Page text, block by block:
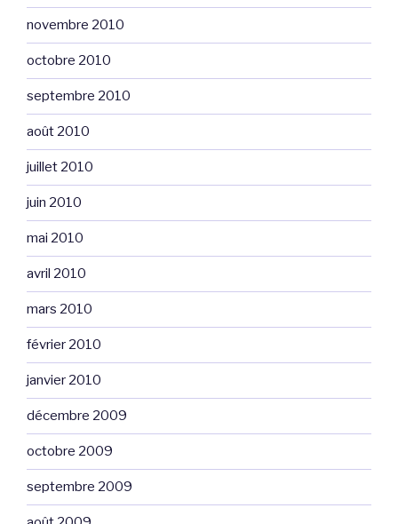
novembre 2010
octobre 2010
septembre 2010
août 2010
juillet 2010
juin 2010
mai 2010
avril 2010
mars 2010
février 2010
janvier 2010
décembre 2009
octobre 2009
septembre 2009